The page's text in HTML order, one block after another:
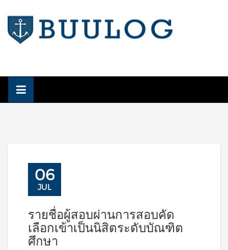
content
06
JUL
รายชื่อผู้สอบผ่านการสอบคัด
เลือกเข้าเป็นนิสิตระดับบัณฑิต
ศึกษา